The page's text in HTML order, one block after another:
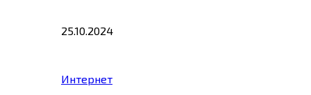
25.10.2024
Интернет